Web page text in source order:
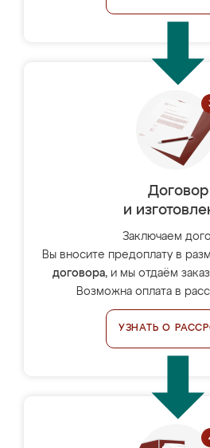
Договор
и
Заключаем
Вы вносите предоплату в
договора, и мы отдаём
Возможна оплата в
УЗНАТЬ О